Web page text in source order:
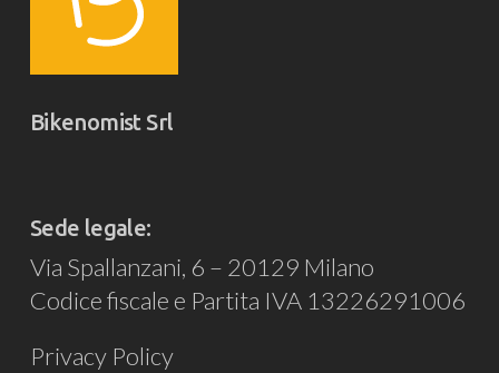
Bikenomist Srl
Sede legale:
Via Spallanzani, 6 – 20129 Milano
Codice fiscale e Partita IVA 13226291006
Privacy Policy